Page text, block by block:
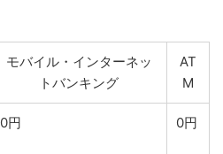
モバイル・インターネッ
トバンキング
AT
M
0円 0円